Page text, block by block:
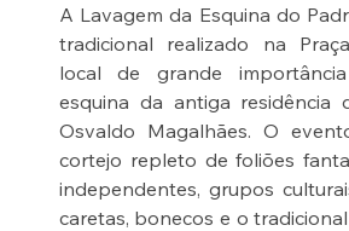
A Lavagem da Esquina do
tradicional realizado na
local de grande
esquina da antiga residência
Osvaldo Magalhães. O
cortejo repleto de foliões
independentes, grupos
caretas, bonecos e o